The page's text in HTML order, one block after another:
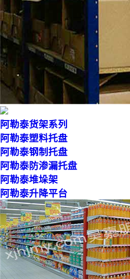
阿勒泰货架系列
阿勒泰塑料托盘
阿勒泰钢制托盘
阿勒泰防渗漏托盘
阿勒泰堆垛架
阿勒泰升降平台